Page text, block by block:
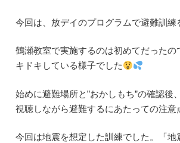
今回は、放デイのプログラムで避難訓練
鶴瀬教室で実施するのは初めてだったの
キドキしている様子でした
始めに避難場所と”おかしもち”の確認後
視聴しながら避難するにあたっての注意
今回は地震を想定した訓練でした。「地